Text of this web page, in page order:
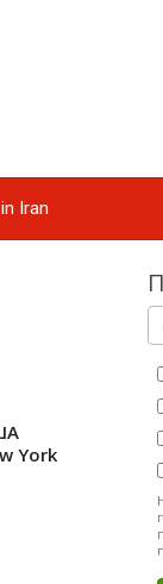
Iran
York